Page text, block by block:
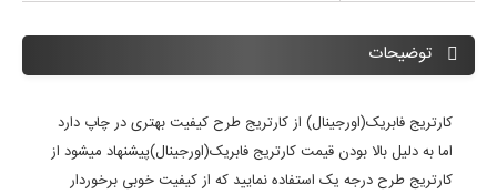
توضیحات
کارتریج فابریک(اورجینال) از کارتریج طرح کیفیت بهتری در چاپ دارد
اما به دلیل بالا بودن قیمت کارتریج فابریک(اورجینال)پیشنهاد میشود از
کارتریج طرح درجه یک استفاده نمایید که از کیفیت خوبی برخوردار